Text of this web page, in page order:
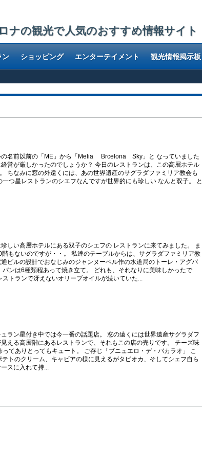
ナの観光で人気のおすすめ情報サイト
ン ショッピング エンターテイメント 観光情報掲示板
の名前以前の「ME」から「Melia Brcelona Sky」と なっていました
営が厳しかったのでしょうか？ 今日のレストランは、この高層ホテル
ちなみに窓の外遠くには、あの世界遺産のサグラダファミリア教会も
一つ星レストランのシエフなんですが世界的にも珍しい なんと双子。 と
しい高層ホテルにある双子のシエフの レストランに来てみました。 ま
もないのですが・・。 私達のテーブルからは、サグラダファミリア教
ビルの設計でおなじみのジャンヌーベル作の水道局のトーレ・アグバ
パンは6種類程あって焼き立て。 どれも、それなりに美味しかったで
ストランで冴えないオリーブオイルが続いていた...
ラン星付き中では今一番の話題店。 窓の遠くには世界遺産サグラダフ
える高層階にあるレストランで、それもこの店の売りです。 チーズ味
てありとってもキュート。 ご存じ「ブニュエロ・デ・バカラオ」 こ
トのクリーム、キャビアの様に見えるがタピオカ、そしてシェフ自ら
スに入れて持...